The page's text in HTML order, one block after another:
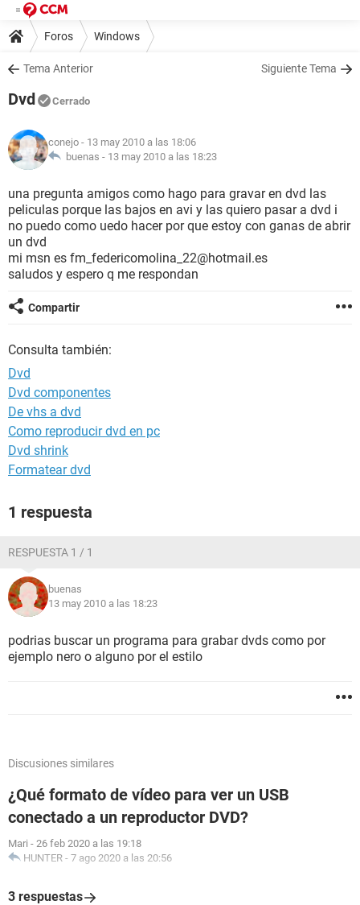
Foros Windows
Tema Anterior Siguiente Tema
Dvd Cerrado
conejo - 13 may 2010 a las 18:06
buenas - 13 may 2010 a las 18:23
una pregunta amigos como hago para gravar en dvd las
peliculas porque las bajos en avi y las quiero pasar a dvd i
no puedo como uedo hacer por que estoy con ganas de abrir
un dvd
mi msn es fm_federicomolina_22@hotmail.es
saludos y espero q me respondan
Compartir
Consulta también:
Dvd
Dvd componentes
De vhs a dvd
Como reproducir dvd en pc
Dvd shrink
Formatear dvd
1 respuesta
RESPUESTA 1 / 1
buenas
13 may 2010 a las 18:23
podrias buscar un programa para grabar dvds como por
ejemplo nero o alguno por el estilo
Discusiones similares
¿Qué formato de vídeo para ver un USB
conectado a un reproductor DVD?
Mari - 26 feb 2020 a las 19:18
HUNTER - 7 ago 2020 a las 20:56
3 respuestas